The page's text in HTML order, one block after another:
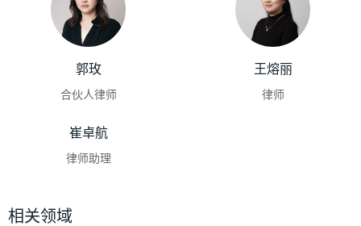
郭玫
合伙人律师
王熔丽
律师
崔卓航
律师助理
相关领域